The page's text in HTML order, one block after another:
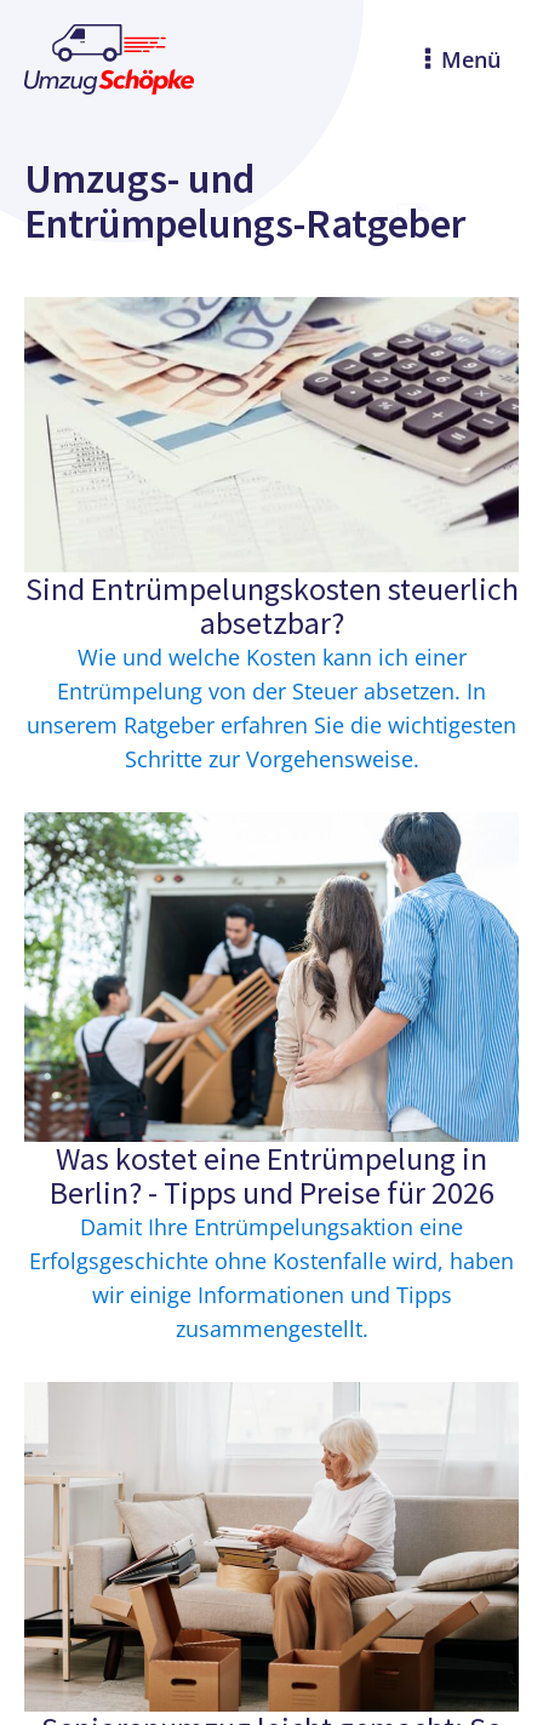
Menü
Umzugs- und
Entrümpelungs-Ratgeber
Sind Entrümpelungskosten steuerlich
absetzbar?
Wie und welche Kosten kann ich einer
Entrümpelung von der Steuer absetzen. In
unserem Ratgeber erfahren Sie die wichtigesten
Schritte zur Vorgehensweise.
Was kostet eine Entrümpelung in
Berlin? - Tipps und Preise für 2026
Damit Ihre Entrümpelungsaktion eine
Erfolgsgeschichte ohne Kostenfalle wird, haben
wir einige Informationen und Tipps
zusammengestellt.